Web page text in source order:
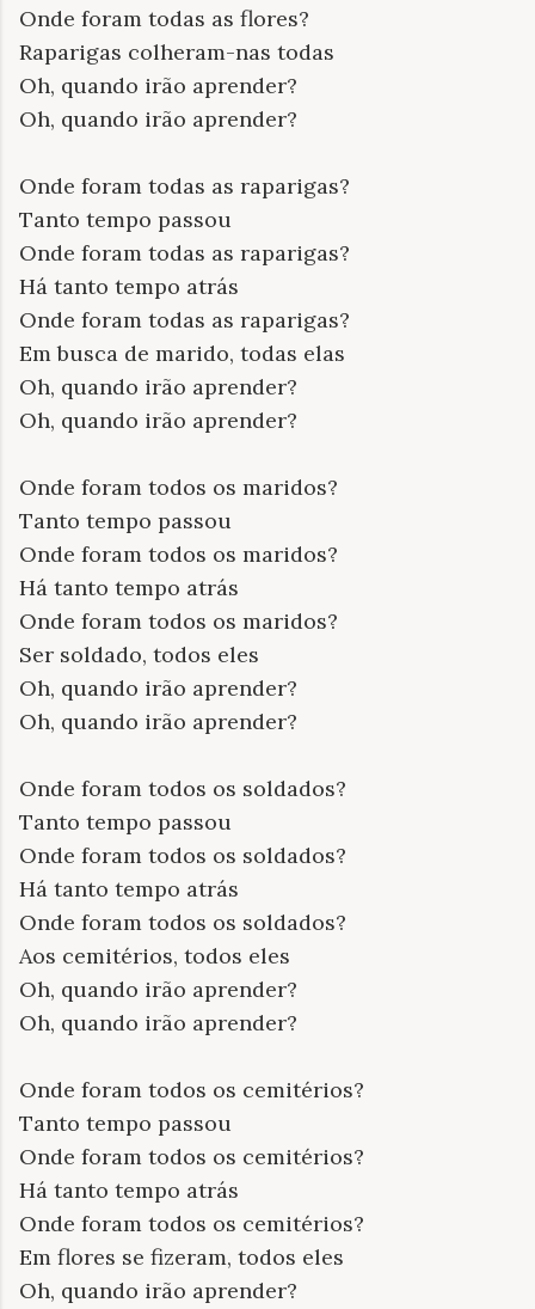
Onde foram todas as flores?
Raparigas colheram-nas todas
Oh, quando irão aprender?
Oh, quando irão aprender?
Onde foram todas as raparigas?
Tanto tempo passou
Onde foram todas as raparigas?
Há tanto tempo atrás
Onde foram todas as raparigas?
Em busca de marido, todas elas
Oh, quando irão aprender?
Oh, quando irão aprender?
Onde foram todos os maridos?
Tanto tempo passou
Onde foram todos os maridos?
Há tanto tempo atrás
Onde foram todos os maridos?
Ser soldado, todos eles
Oh, quando irão aprender?
Oh, quando irão aprender?
Onde foram todos os soldados?
Tanto tempo passou
Onde foram todos os soldados?
Há tanto tempo atrás
Onde foram todos os soldados?
Aos cemitérios, todos eles
Oh, quando irão aprender?
Oh, quando irão aprender?
Onde foram todos os cemitérios?
Tanto tempo passou
Onde foram todos os cemitérios?
Há tanto tempo atrás
Onde foram todos os cemitérios?
Em flores se fizeram, todos eles
Oh, quando irão aprender?